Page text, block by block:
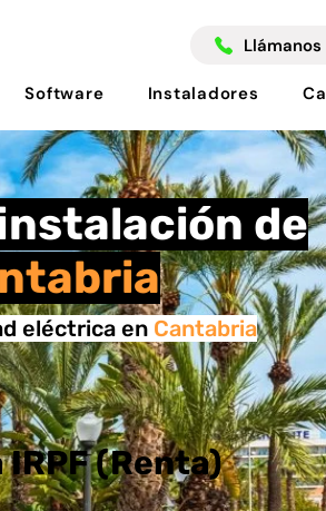
Llámanos
Software Instaladores
de
eléctrica en Cantabria
IRPF (Renta)